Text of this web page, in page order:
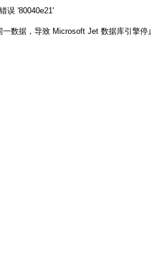
错误 '80040e21'
数据，导致 Microsoft Jet 数据库引擎停